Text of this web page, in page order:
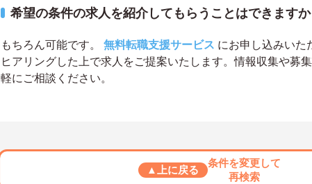
希望の条件の求人を紹介してもらうことはできますか
もちろん可能です。 無料転職支援サービス にお申し込みいた
ヒアリングした上で求人をご提案いたします。情報収集や募
軽にご相談ください。
▲上に戻る
条件を変更して
再検索